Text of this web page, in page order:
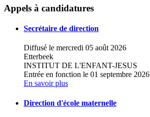
+
Appels à candidatures
Secrétaire de direction
Diffusé le mercredi 05 août 2026
Etterbeek
INSTITUT DE L'ENFANT-JESUS
Entrée en fonction le 01 septembre 2026
En savoir plus
Direction d'école maternelle